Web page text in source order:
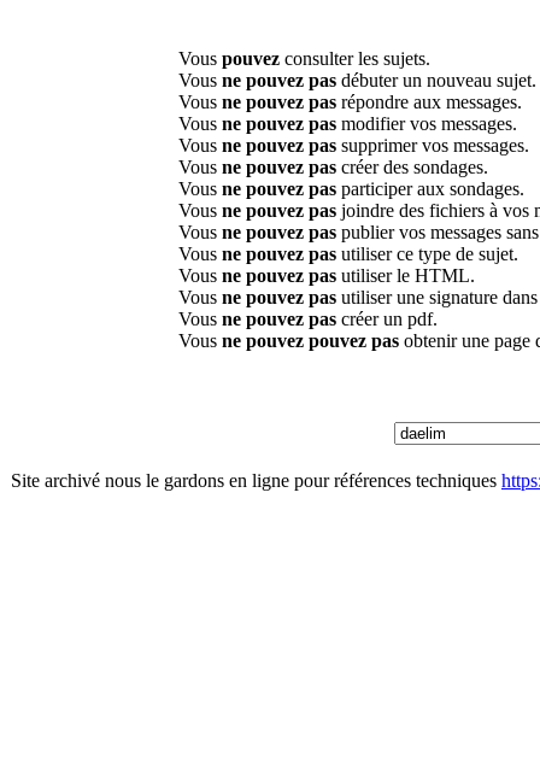
Vous pouvez consulter les sujets.
Vous ne pouvez pas débuter un nouveau sujet.
Vous ne pouvez pas répondre aux messages.
Vous ne pouvez pas modifier vos messages.
Vous ne pouvez pas supprimer vos messages.
Vous ne pouvez pas créer des sondages.
Vous ne pouvez pas participer aux sondages.
Vous ne pouvez pas joindre des fichiers à vos
Vous ne pouvez pas publier vos messages
Vous ne pouvez pas utiliser ce type de sujet.
Vous ne pouvez pas utiliser le HTML.
Vous ne pouvez pas utiliser une signature
Vous ne pouvez pas créer un pdf.
Vous ne pouvez pouvez pas obtenir une page
Site archivé nous le gardons en ligne pour références techniques